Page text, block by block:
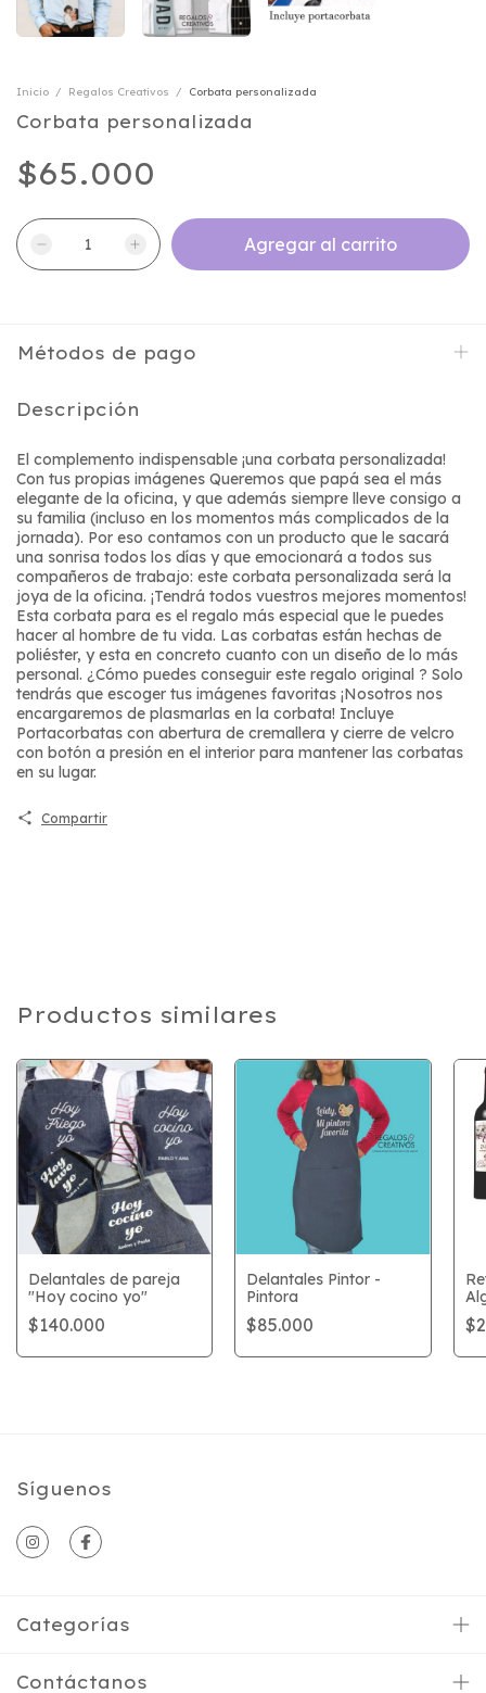
Inicio / Regalos Creativos / Corbata personalizada
Corbata personalizada
$65.000
Métodos de pago
Descripción
El complemento indispensable ¡una corbata personalizada!
Con tus propias imágenes Queremos que papá sea el más
elegante de la oficina, y que además siempre lleve consigo a
su familia (incluso en los momentos más complicados de la
jornada). Por eso contamos con un producto que le sacará
una sonrisa todos los días y que emocionará a todos sus
compañeros de trabajo: este corbata personalizada será la
joya de la oficina. ¡Tendrá todos vuestros mejores momentos!
Esta corbata para es el regalo más especial que le puedes
hacer al hombre de tu vida. Las corbatas están hechas de
poliéster, y esta en concreto cuanto con un diseño de lo más
personal. ¿Cómo puedes conseguir este regalo original ? Solo
tendrás que escoger tus imágenes favoritas ¡Nosotros nos
encargaremos de plasmarlas en la corbata! Incluye
Portacorbatas con abertura de cremallera y cierre de velcro
con botón a presión en el interior para mantener las corbatas
en su lugar.
Compartir
Productos similares
Delantales de pareja
"Hoy cocino yo"
$140.000
Delantales Pintor -
Pintora
$85.000
Síguenos
Categorías
Contáctanos